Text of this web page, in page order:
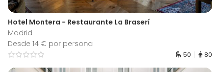
Hotel Montera - Restaurante La Braserí
Madrid
Desde 14 € por persona
50 80